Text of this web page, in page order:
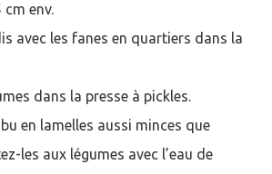
cm env.
avec les fanes en quartiers dans la
dans la presse à pickles.
en lamelles aussi minces que
les aux légumes avec l’eau de